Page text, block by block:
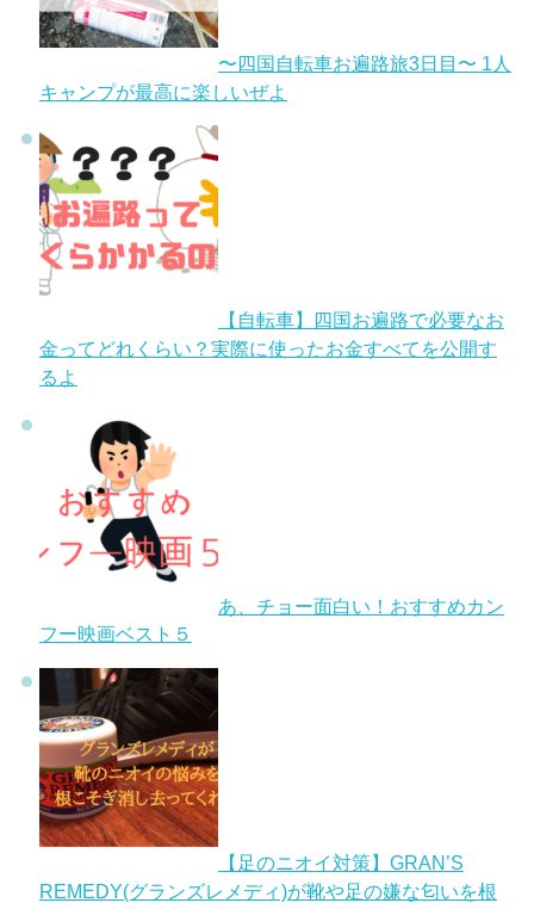
〜四国自転車お遍路旅3日目〜 1人
キャンプが最高に楽しいぜよ
【自転車】四国お遍路で必要なお
金ってどれくらい？実際に使ったお金すべてを公開す
るよ
あ、チョー面白い！おすすめカン
フー映画ベスト５
【足のニオイ対策】GRAN’S
REMEDY(グランズレメディ)が靴や足の嫌な匂いを根